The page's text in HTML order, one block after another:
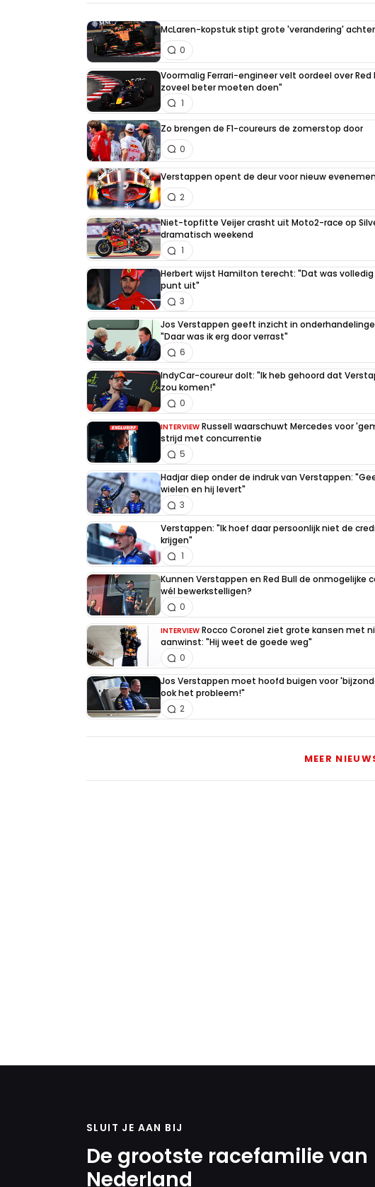
McLaren-kopstuk stipt grote 'verandering'
0
Voormalig Ferrari-engineer velt oordeel over Red
zoveel beter moeten doen"
1
Zo brengen de F1-coureurs de zomerstop door
0
Verstappen opent de deur voor nieuw
2
Niet-topfitte Veijer crasht uit Moto2-race op
dramatisch weekend
1
Herbert wijst Hamilton terecht: "Dat was
punt uit"
3
Jos Verstappen geeft inzicht in
"Daar was ik erg door verrast"
6
IndyCar-coureur dolt: "Ik heb gehoord dat
zou komen!"
0
INTERVIEW Russell waarschuwt Mercedes voor
strijd met concurrentie
5
Hadjar diep onder de indruk van Verstappen:
wielen en hij levert"
3
Verstappen: "Ik hoef daar persoonlijk niet de
krijgen"
1
Kunnen Verstappen en Red Bull de onmogelijke
wél bewerkstelligen?
0
INTERVIEW Rocco Coronel ziet grote kansen met
aanwinst: "Hij weet de goede weg"
0
Jos Verstappen moet hoofd buigen voor
ook het probleem!"
2
MEER
SLUIT JE AAN BIJ
De grootste racefamilie van
Nederland